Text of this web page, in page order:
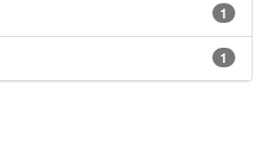
1
1